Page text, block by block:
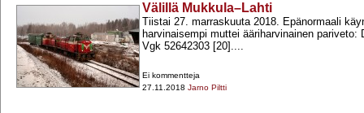
Välillä Mukkula–Lahti
Tiistai 27. marraskuuta 2018. Epänormaali
harvinaisempi muttei ääriharvinainen pariveto:
Vgk 52642303 [20]....
Ei kommentteja
27.11.2018 Jarno Piltti